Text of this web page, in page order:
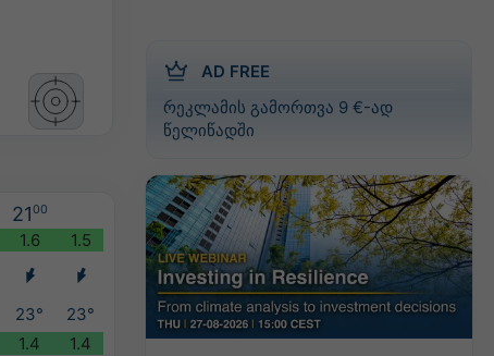
AD FREE
რეკლამის გამორთვა 9 €-ად
წელიწადში
2100
1.6
1.5
23°
23°
1.4
1.4